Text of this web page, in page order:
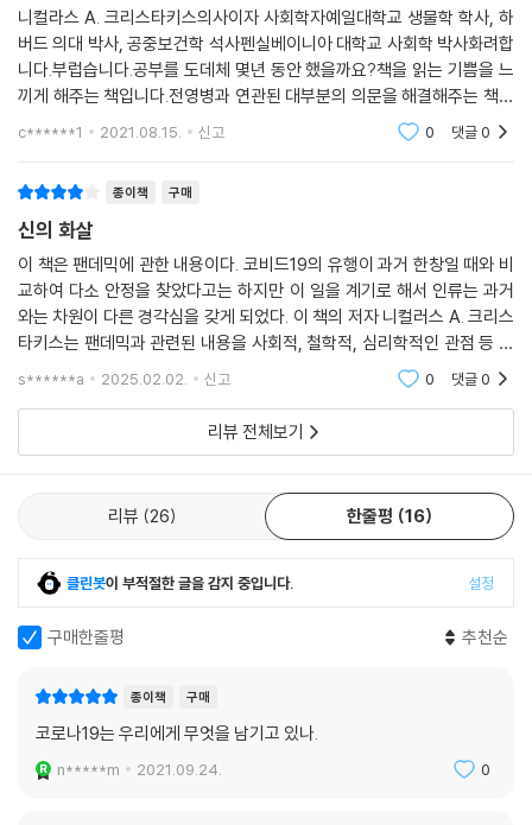
사회의 어두운 면모가 고스란히 나타난다.
범유행 초기, 우리는 집단적으로, 혹은 개인 사이에서도 갖은 수단을 동원
해 서로 구분을 짓고 자의적인 경계를 만들려고 하는 시도를 절망적일 만
큼 많이 보았다. 집단발병에 노출될 확률이 높은 거주 환경, 직업을 구분 지
으며 끊임없는 차별을 낳았고, 우리 사회 전반에 퍼져 있는 불평등을 더 키
한다. 앞으로도 끊임없이 이어질 인류와 신종 바이러스와의 싸움에서 우리
으로 바이러스에 맞서는 것이다.
이제 인류는 2020년 이전으로는 절대 돌아갈 수 없다는 예측이 지배적이
다. 저자는 이런 파괴적인 변화에서 기회를 찾기 전에, 이런 변화가 야기할
사회구조적인 문제에 대한 고민을 촉구한다. 원격 현장에서 발생하는 학습
이나 노동과 관련한 프라이버시 침해, 비대면의 일상화와 관련된 연쇄효
과-연관 업종의 대실직 사태-등이 그 예다. 저자는 우리가 되찾으려는 ‘일
상’이 오히려 누군가에게 비극이 될 현실이 되지 않으려면, 시민은 무엇을
해야 하고 정치는 어떤 역할을 맡아야 할지 묻는다.
한 지구적 문제에 대비할 예행연습 기회를 제시한 셈이다. 우리는 이제 역
병이라는 오랜 위협에 어느 정도 익숙해졌다. 그리고 똑똑히 알고 있다. 범
실을.”로 마무리되는 이 책의 마지막 문장은 매우 의미심장하다.
니컬라스 A. 크리스타키스의사이자 사회학자예일대학교 생물학 학사, 하
버드 의대 박사, 공중보건학 석사펜실베이니아 대학교 사회학 박사화려합
니다.부럽습니다.공부를 도데체 몇년 동안 했을까요?책을 읽는 기쁨을 느
끼게 해주는 책입니다.전영병과 연관된 대부분의 의문을 해결해주는 책입
니다.변이와 공중보건과 관련된 최근 연구 결과들까지 흥미롭게 읽었습니
c******1 2021.08.15. 신고 0 댓글0
종이책 구매
신의 화살
이 책은 팬데믹에 관한 내용이다. 코비드19의 유행이 과거 한창일 때와 비
교하여 다소 안정을 찾았다고는 하지만 이 일을 계기로 해서 인류는 과거
와는 차원이 다른 경각심을 갖게 되었다. 이 책의 저자 니컬러스 A. 크리스
타키스는 팬데믹과 관련된 내용을 사회적, 철학적, 심리학적인 관점 등 다
각도로 종횡무진 활약하며 인상깊은 내용을 기술한다. 꼭 읽어볼만한 책이
s******a 2025.02.02. 신고 0 댓글0
리뷰 전체보기
리뷰 26 한줄평 16
클린봇이 부적절한 글을 감지 중입니다. 설정
구매한줄평 추천순
종이책 구매
코로나19는 우리에게 무엇을 남기고 있나.
n*****m 2021.09.24. 0